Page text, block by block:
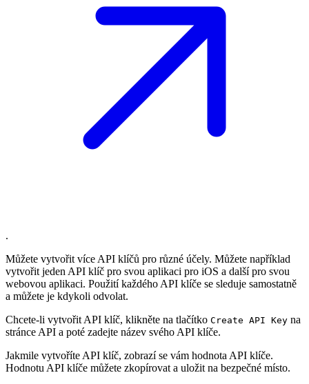
.
Můžete vytvořit více API klíčů pro různé účely. Můžete například
vytvořit jeden API klíč pro svou aplikaci pro iOS a další pro svou
webovou aplikaci. Použití každého API klíče se sleduje samostatně
a můžete je kdykoli odvolat.
Chcete-li vytvořit API klíč, klikněte na tlačítko Create API Key na
stránce API a poté zadejte název svého API klíče.
Jakmile vytvoříte API klíč, zobrazí se vám hodnota API klíče.
Hodnotu API klíče můžete zkopírovat a uložit na bezpečné místo.